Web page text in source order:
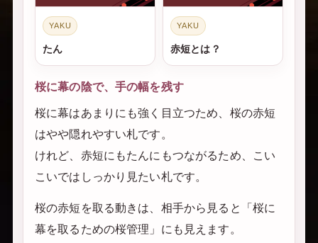
YAKU
たん
YAKU
赤短とは？
桜に幕の陰で、手の幅を残す
桜に幕はあまりにも強く目立つため、桜の赤短
はやや隠れやすい札です。
けれど、赤短にもたんにもつながるため、こい
こいではしっかり見たい札です。
桜の赤短を取る動きは、相手から見ると「桜に
幕を取るための桜管理」にも見えます。